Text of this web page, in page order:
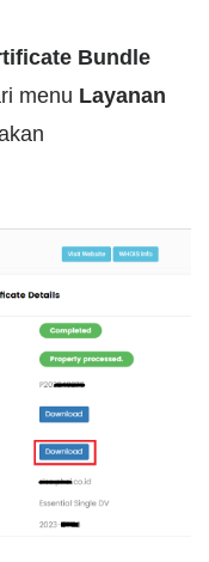
Bundle
menu Layanan